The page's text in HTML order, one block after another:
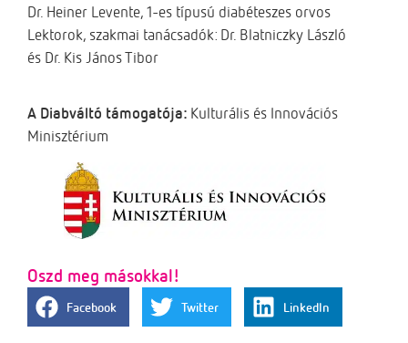
Dr. Heiner Levente, 1-es típusú diabéteszes orvos
Lektorok, szakmai tanácsadók: Dr. Blatniczky László
és Dr. Kis János Tibor
A Diabváltó támogatója: Kulturális és Innovációs
Minisztérium
Oszd meg másokkal!
Facebook Twitter LinkedIn